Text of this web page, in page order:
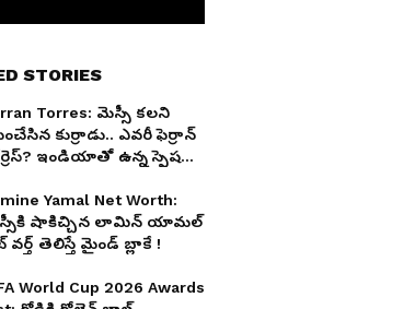
STORIES
Torres: మెస్సీ కలని
కుర్రాడు.. ఎవరీ ఫెర్రాన్
ఇండియాతో ఉన్న స్పెషల్
Yamal Net Worth:
షాకిచ్చిన లామిన్ యామల్
వర్త్ తెలిస్తే మైండ్ బ్లాకే !
World Cup 2026 Awards